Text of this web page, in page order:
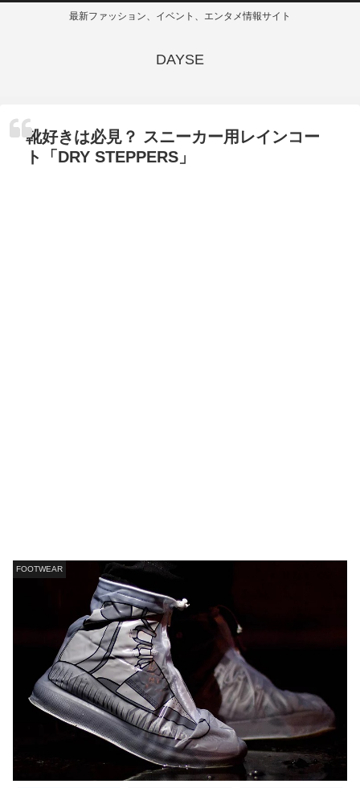
最新ファッション、イベント、エンタメ情報サイト
DAYSE
靴好きは必見？ スニーカー用レインコー
ト「DRY STEPPERS」
FOOTWEAR